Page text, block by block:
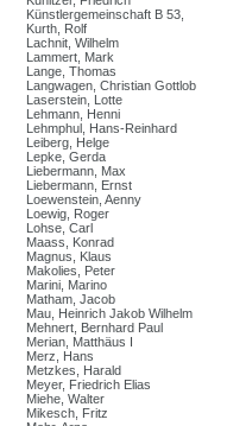
Künstlergemeinschaft B 53,
Kurth, Rolf
Lachnit, Wilhelm
Lammert, Mark
Lange, Thomas
Langwagen, Christian Gottlob
Laserstein, Lotte
Lehmann, Henni
Lehmphul, Hans-Reinhard
Leiberg, Helge
Lepke, Gerda
Liebermann, Max
Liebermann, Ernst
Loewenstein, Aenny
Loewig, Roger
Lohse, Carl
Maass, Konrad
Magnus, Klaus
Makolies, Peter
Marini, Marino
Matham, Jacob
Mau, Heinrich Jakob Wilhelm
Mehnert, Bernhard Paul
Merian, Matthäus I
Merz, Hans
Metzkes, Harald
Meyer, Friedrich Elias
Miehe, Walter
Mikesch, Fritz